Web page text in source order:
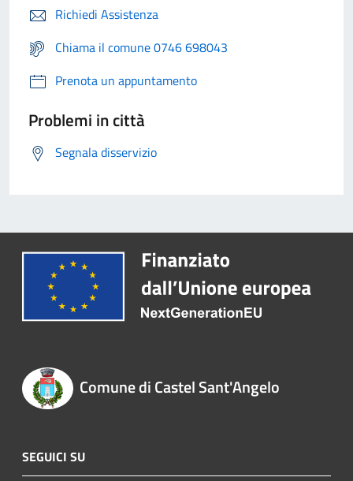
Richiedi Assistenza
Chiama il comune 0746 698043
Prenota un appuntamento
Problemi in città
Segnala disservizio
Comune di Castel Sant'Angelo
SEGUICI SU